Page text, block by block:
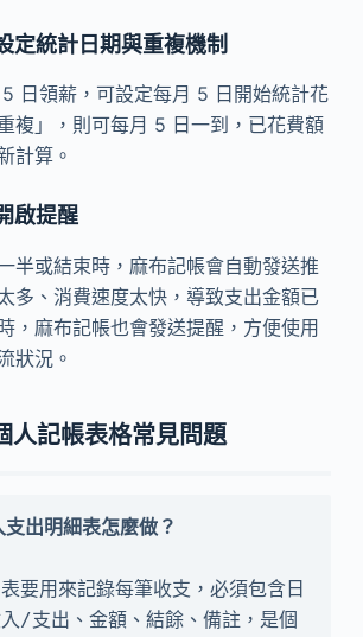
定統計日期與重複機制
日領薪，可設定每月 5 日開始統計花
複」，則可每月 5 日一到，已花費額
計算。
啟提醒
半或結束時，麻布記帳會自動發送推
多、消費速度太快，導致支出金額已
，麻布記帳也會發送提醒，方便使用
狀況。
人記帳表格常見問題
要用來記錄每筆收支，必須包含日
/支出、金額、結餘、備註，是個